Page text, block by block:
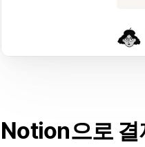
Notion으로 결